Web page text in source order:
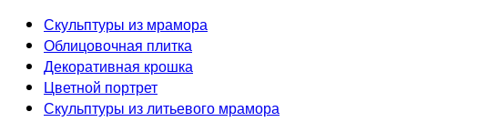
Скульптуры из мрамора
Облицовочная плитка
Декоративная крошка
Цветной портрет
Скульптуры из литьевого мрамора